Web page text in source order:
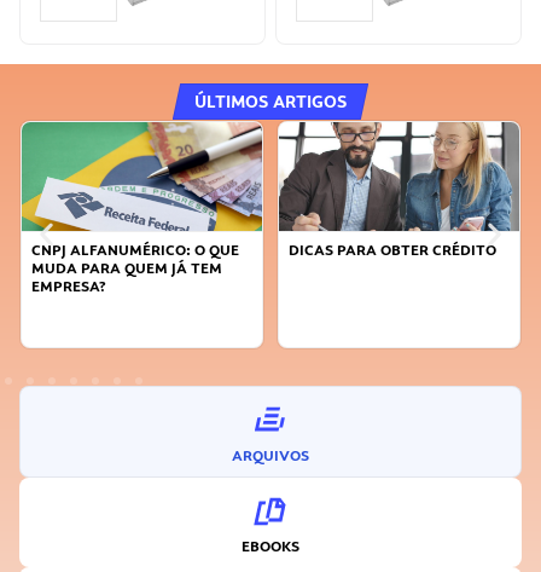
ÚLTIMOS ARTIGOS
O QUE
JÁ TEM
DICAS PARA OBTER CRÉDITO
FAÇA A DIFERENÇA:
ARQUIVOS
EBOOKS